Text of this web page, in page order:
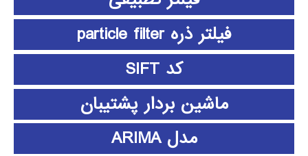
فیلتر ذره particle filter
کد SIFT
ماشین بردار پشتیبان
مدل ARIMA